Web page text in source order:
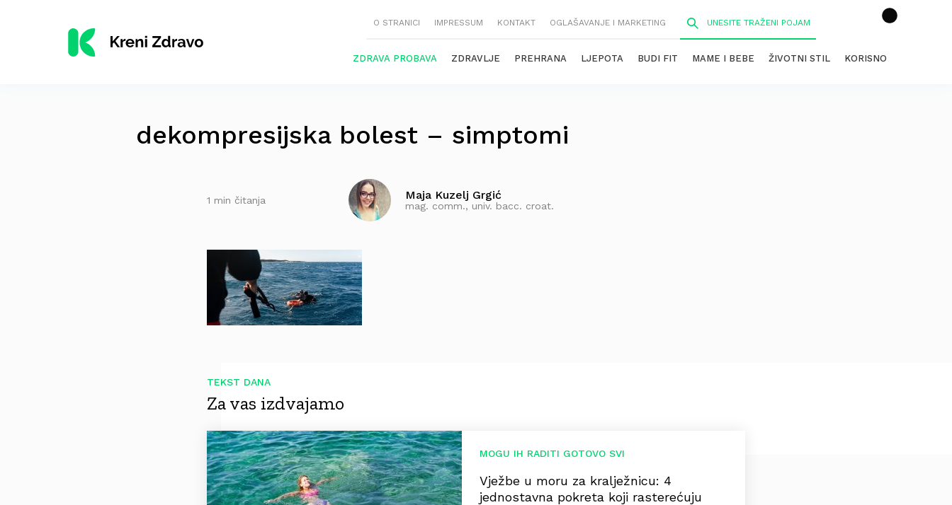
O STRANICI IMPRESSUM KONTAKT OGLAŠAVANJE I MARKETING
ZDRAVA PROBAVA ZDRAVLJE PREHRANA LJEPOTA BUDI FIT MAME I BEBE ŽIVOTNI STIL KORISNO
dekompresijska bolest – simptomi
1 min čitanja Maja Kuzelj Grgić
mag. comm., univ. bacc. croat.
TEKST DANA
Za vas izdvajamo
MOGU IH RADITI GOTOVO SVI
Vježbe u moru za kralježnicu: 4
jednostavna pokreta koji rasterećuju